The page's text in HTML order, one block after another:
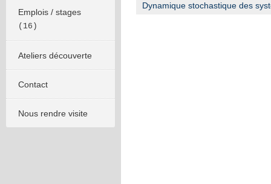
Emplois / stages
(16)
Ateliers découverte
Contact
Nous rendre visite
Dynamique stochastique des